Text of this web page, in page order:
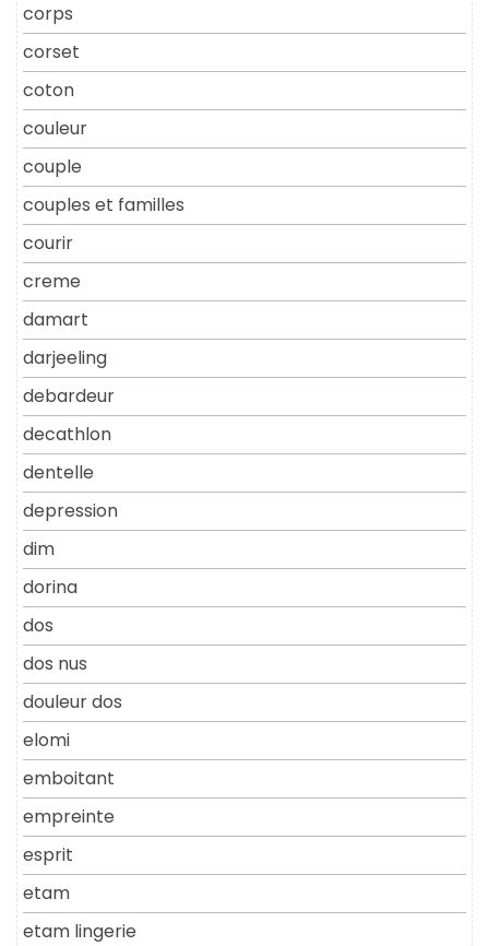
corps
corset
coton
couleur
couple
couples et familles
courir
creme
damart
darjeeling
debardeur
decathlon
dentelle
depression
dim
dorina
dos
dos nus
douleur dos
elomi
emboitant
empreinte
esprit
etam
etam lingerie